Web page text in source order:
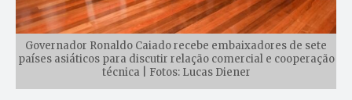
Governador Ronaldo Caiado recebe embaixadores de sete
países asiáticos para discutir relação comercial e cooperação
técnica | Fotos: Lucas Diener